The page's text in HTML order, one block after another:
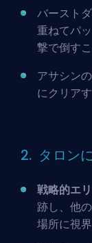
バースト
重ねてパ
撃で倒す
アサシン
にクリア
2. タロン
戦略的エ
跡し、他
場所に視